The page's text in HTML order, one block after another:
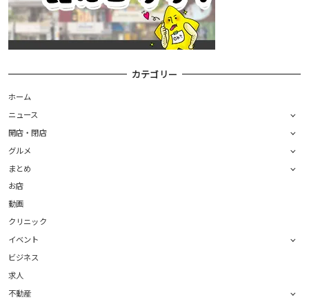
カテゴリー
ホーム
ニュース
開店・閉店
グルメ
まとめ
お店
動画
クリニック
イベント
ビジネス
求人
不動産